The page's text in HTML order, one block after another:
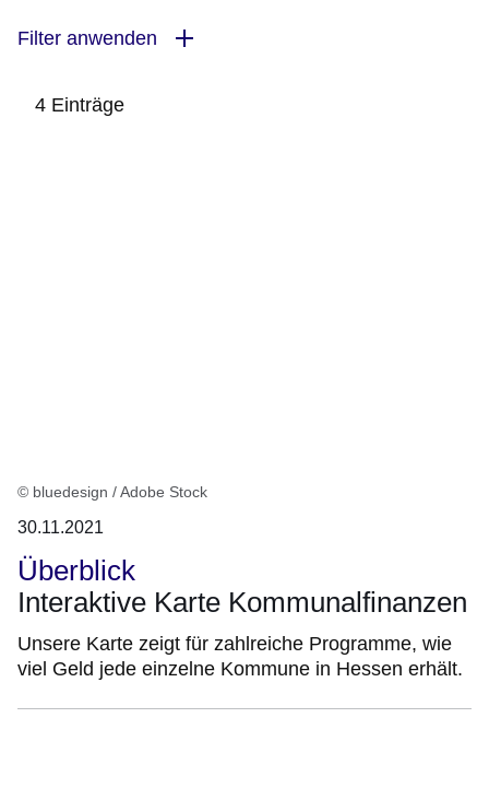
Filter anwenden
4 Einträge
© bluedesign / Adobe Stock
30.11.2021
Überblick
Interaktive Karte Kommunalfinanzen
Unsere Karte zeigt für zahlreiche Programme, wie
viel Geld jede einzelne Kommune in Hessen erhält.